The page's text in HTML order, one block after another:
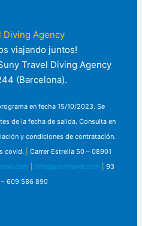
Diving Agency
viajando juntos!
Travel Diving Agency
(Barcelona).
en fecha 15/10/2023. Se
de la fecha de salida. Consulta en
y condiciones de contratación.
covid.
Carrer Estrella 50 – 08901
info@sunytravel.com
93
– 609 586 890